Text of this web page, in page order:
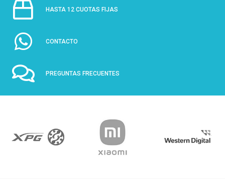
HASTA 12 CUOTAS FIJAS
CONTACTO
PREGUNTAS FRECUENTES